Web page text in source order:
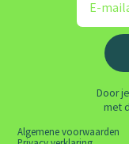
Door
met
Algemene voorwaarden